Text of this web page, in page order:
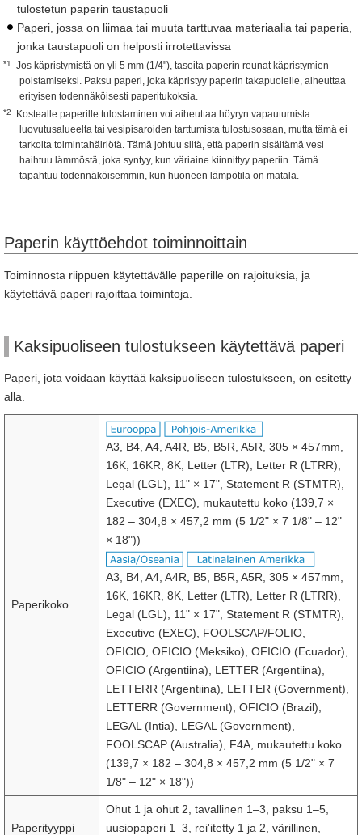
tulostetun paperin taustapuoli
Paperi, jossa on liimaa tai muuta tarttuvaa materiaalia tai paperia,
jonka taustapuoli on helposti irrotettavissa
*1
Jos käpristymistä on yli 5 mm (1/4"), tasoita paperin reunat käpristymien
poistamiseksi. Paksu paperi, joka käpristyy paperin takapuolelle, aiheuttaa
erityisen todennäköisesti paperitukoksia.
*2
Kostealle paperille tulostaminen voi aiheuttaa höyryn vapautumista
luovutusalueelta tai vesipisaroiden tarttumista tulostusosaan, mutta tämä ei
tarkoita toimintahäiriötä. Tämä johtuu siitä, että paperin sisältämä vesi
haihtuu lämmöstä, joka syntyy, kun väriaine kiinnittyy paperiin. Tämä
tapahtuu todennäköisemmin, kun huoneen lämpötila on matala.
Paperin käyttöehdot toiminnoittain
Toiminnosta riippuen käytettävälle paperille on rajoituksia, ja
käytettävä paperi rajoittaa toimintoja.
Kaksipuoliseen tulostukseen käytettävä paperi
Paperi, jota voidaan käyttää kaksipuoliseen tulostukseen, on esitetty
alla.
Paperikoko
A3, B4, A4, A4R, B5, B5R, A5R, 305 × 457mm,
16K, 16KR, 8K, Letter (LTR), Letter R (LTRR),
Legal (LGL), 11" × 17", Statement R (STMTR),
Executive (EXEC), mukautettu koko (139,7 ×
182 – 304,8 × 457,2 mm (5 1/2" × 7 1/8" – 12"
× 18"))
A3, B4, A4, A4R, B5, B5R, A5R, 305 × 457mm,
16K, 16KR, 8K, Letter (LTR), Letter R (LTRR),
Legal (LGL), 11" × 17", Statement R (STMTR),
Executive (EXEC), FOOLSCAP/FOLIO,
OFICIO, OFICIO (Meksiko), OFICIO (Ecuador),
OFICIO (Argentiina), LETTER (Argentiina),
LETTERR (Argentiina), LETTER (Government),
LETTERR (Government), OFICIO (Brazil),
LEGAL (Intia), LEGAL (Government),
FOOLSCAP (Australia), F4A, mukautettu koko
(139,7 × 182 – 304,8 × 457,2 mm (5 1/2" × 7
1/8" – 12" × 18"))
Paperityyppi
Ohut 1 ja ohut 2, tavallinen 1–3, paksu 1–5,
uusiopaperi 1–3, rei'itetty 1 ja 2, värillinen,